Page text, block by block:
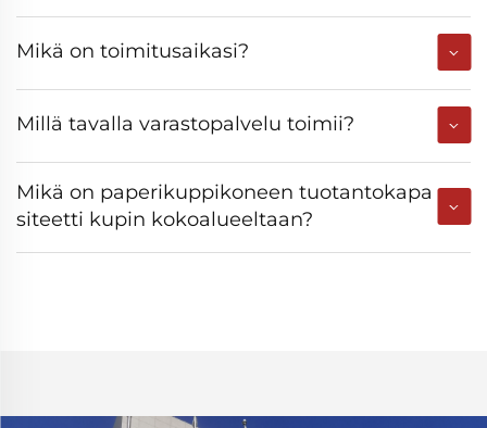
Mikä on toimitusaikasi?
Millä tavalla varastopalvelu toimii?
Mikä on paperikuppi­koneen tuotantokapa
siteetti kupin kokoalueeltaan?